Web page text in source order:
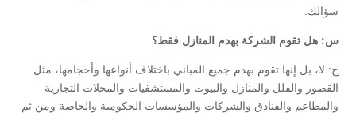
سؤالك.
س: هل تقوم الشركة بهدم المنازل فقط؟
ج: لا، بل إنها تقوم بهدم جميع المباني باختلاف أنواعها وأحجامها، مثل
القصور والفلل والمنازل والبيوت والمستشفيات والمحلات التجارية
والمطاعم والفنادق والشركات والمؤسسات الحكومية والخاصة ومن ثم